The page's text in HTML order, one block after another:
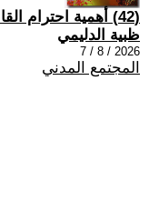
(42) أهمية احترام القانون في الحياة اليومية
ظبية الدليمي
2026 / 8 / 7
المجتمع المدني